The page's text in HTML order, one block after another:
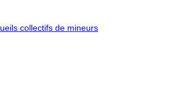
collectifs de mineurs